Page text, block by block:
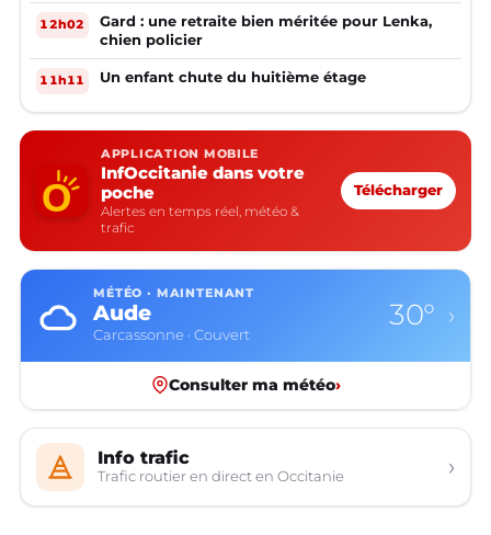
12h02
Gard : une retraite bien méritée pour Lenka,
chien policier
11h11 Un enfant chute du huitième étage
APPLICATION MOBILE
InfOccitanie dans votre
poche
Alertes en temps réel, météo &
trafic
Télécharger
MÉTÉO · MAINTENANT
Aude
Carcassonne · Couvert
30° ›
Consulter ma météo›
Info trafic
Trafic routier en direct en Occitanie ›